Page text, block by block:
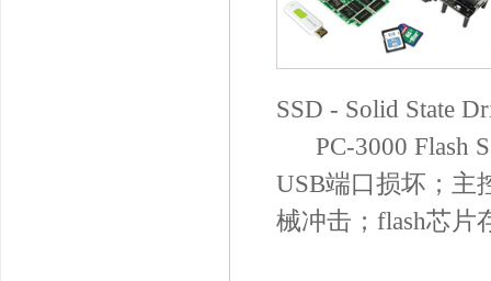
SSD - Solid State
PC-3000 Flash
USB端口损坏；主
械冲击；flash芯片